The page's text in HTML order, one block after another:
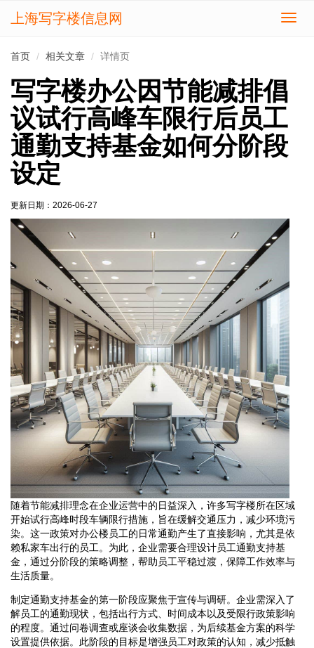
切
上海写字楼信息网
首页 相关文章 详情页
写字楼办公因节能减排倡
议试行高峰车限行后员工
通勤支持基金如何分阶段
设定
更新日期： 2026-06-27
随着节能减排理念在企业运营中的日益深入，许多写字楼所在区域
开始试行高峰时段车辆限行措施，旨在缓解交通压力，减少环境污
染。这一政策对办公楼员工的日常通勤产生了直接影响，尤其是依
赖私家车出行的员工。为此，企业需要合理设计员工通勤支持基
金，通过分阶段的策略调整，帮助员工平稳过渡，保障工作效率与
生活质量。
制定通勤支持基金的第一阶段应聚焦于宣传与调研。企业需深入了
解员工的通勤现状，包括出行方式、时间成本以及受限行政策影响
的程度。通过问卷调查或座谈会收集数据，为后续基金方案的科学
设置提供依据。此阶段的目标是增强员工对政策的认知，减少抵触